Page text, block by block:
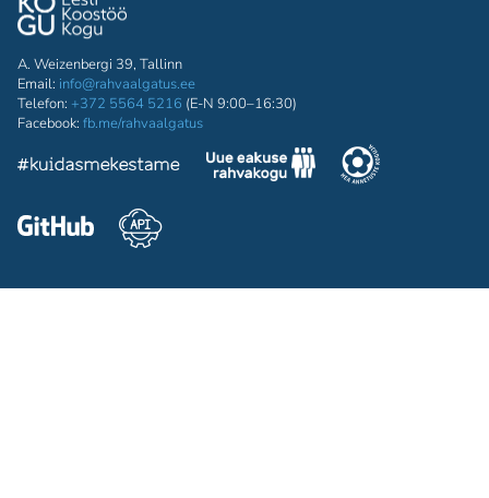
A. Weizenbergi 39, Tallinn
Email: info@rahvaalgatus.ee
Telefon: +372 5564 5216 (E-N 9:00–16:30)
Facebook: fb.me/rahvaalgatus